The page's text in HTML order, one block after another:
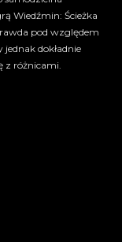
Wiedźmin: Ścieżka
pod względem
jednak dokładnie
z różnicami.